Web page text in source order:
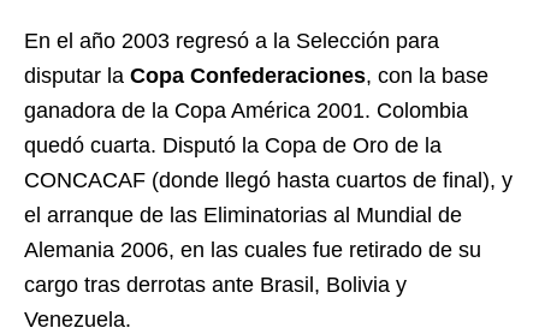
En el año 2003 regresó a la Selección para
disputar la Copa Confederaciones, con la base
ganadora de la Copa América 2001. Colombia
quedó cuarta. Disputó la Copa de Oro de la
CONCACAF (donde llegó hasta cuartos de final), y
el arranque de las Eliminatorias al Mundial de
Alemania 2006, en las cuales fue retirado de su
cargo tras derrotas ante Brasil, Bolivia y
Venezuela.